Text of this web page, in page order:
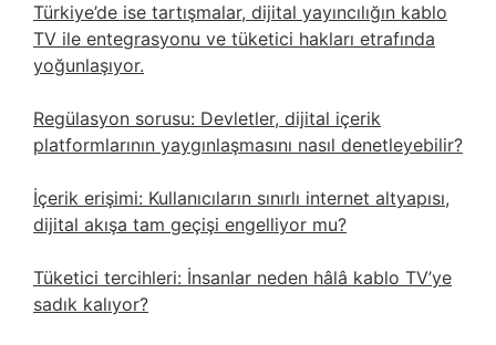
Türkiye’de ise tartışmalar, dijital yayıncılığın kablo
TV ile entegrasyonu ve tüketici hakları etrafında
yoğunlaşıyor.
Regülasyon sorusu: Devletler, dijital içerik
platformlarının yaygınlaşmasını nasıl denetleyebilir?
İçerik erişimi: Kullanıcıların sınırlı internet altyapısı,
dijital akışa tam geçişi engelliyor mu?
Tüketici tercihleri: İnsanlar neden hâlâ kablo TV’ye
sadık kalıyor?